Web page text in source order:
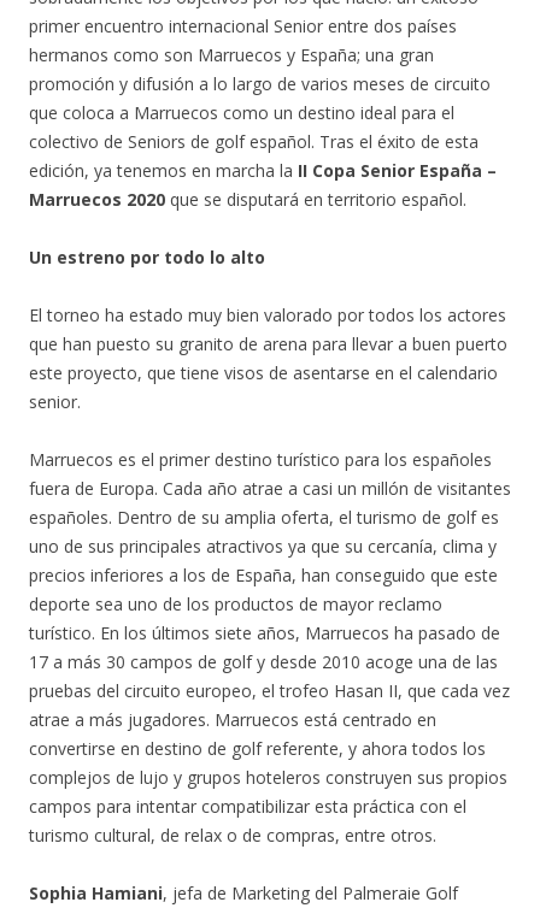
primer encuentro internacional Senior entre dos países
hermanos como son Marruecos y España; una gran
promoción y difusión a lo largo de varios meses de circuito
que coloca a Marruecos como un destino ideal para el
colectivo de Seniors de golf español. Tras el éxito de esta
edición, ya tenemos en marcha la II Copa Senior España –
Marruecos 2020 que se disputará en territorio español.
Un estreno por todo lo alto
El torneo ha estado muy bien valorado por todos los actores
que han puesto su granito de arena para llevar a buen puerto
este proyecto, que tiene visos de asentarse en el calendario
senior.
Marruecos es el primer destino turístico para los españoles
fuera de Europa. Cada año atrae a casi un millón de visitantes
españoles. Dentro de su amplia oferta, el turismo de golf es
uno de sus principales atractivos ya que su cercanía, clima y
precios inferiores a los de España, han conseguido que este
deporte sea uno de los productos de mayor reclamo
turístico. En los últimos siete años, Marruecos ha pasado de
17 a más 30 campos de golf y desde 2010 acoge una de las
pruebas del circuito europeo, el trofeo Hasan II, que cada vez
atrae a más jugadores. Marruecos está centrado en
convertirse en destino de golf referente, y ahora todos los
complejos de lujo y grupos hoteleros construyen sus propios
campos para intentar compatibilizar esta práctica con el
turismo cultural, de relax o de compras, entre otros.
Sophia Hamiani, jefa de Marketing del Palmeraie Golf